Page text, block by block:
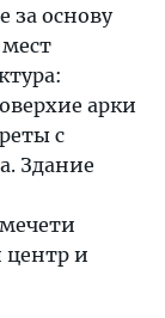
за основу
арки
с
Здание
и